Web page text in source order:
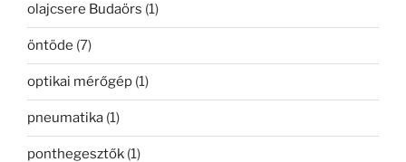
olajcsere Budaörs (1)
öntöde (7)
optikai mérőgép (1)
pneumatika (1)
ponthegesztők (1)